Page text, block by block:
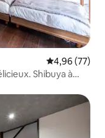
Évaluation
4,96 (77)
Shibuya à